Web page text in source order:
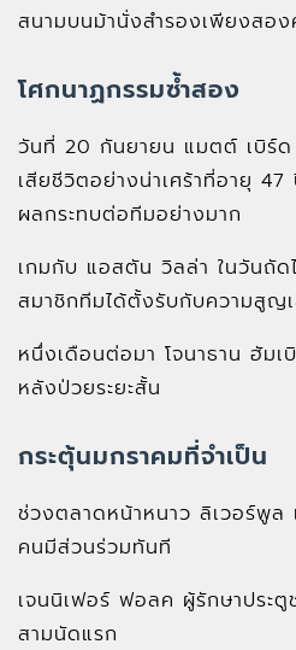
สนามบนม้านั่งสำรองเพียงสอ
โศกนาฏกรรมซ้ำสอง
วันที่ 20 กันยายน แมตต์ เบิร์
เสียชีวิตอย่างน่าเศร้าที่อายุ
ผลกระทบต่อทีมอย่างมาก
เกมกับ แอสตัน วิลล่า ในวันถัด
สมาชิกทีมได้ตั้งรับกับความสูญ
หนึ่งเดือนต่อมา โจนาธาน ฮัม
หลังป่วยระยะสั้น
กระตุ้นมกราคมที่จำเป็น
ช่วงตลาดหน้าหนาว ลิเวอร์พูล
คนมีส่วนร่วมทันที
เจนนิเฟอร์ ฟอลค ผู้รักษาประตู
สามนัดแรก